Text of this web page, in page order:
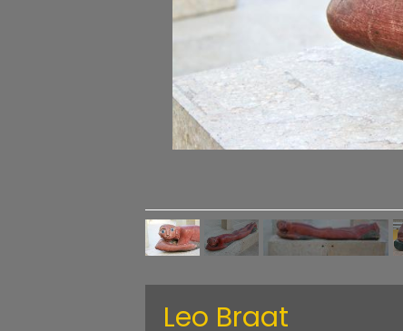
Leo Braat